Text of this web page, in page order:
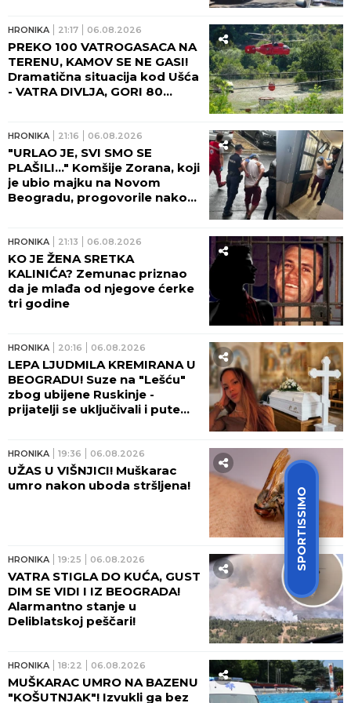
SPORTISSIMO
ČETVORO POVREĐENIH U
ČETIRI NESREĆE! Burna noć za
Hitnu pomoć u Beogradu!
CELA PORODICA UBIJENA
ZBOG ĆUPA SA ZLATOM!
Davor i Maja izrešetali tada
Kazimiroviće u Jabukovcu
zbog ČARŠIJSKE PRIČE!
VOZAČKA DOZVOLA NE VAŽI
10 GODINA ZA SVE! Mnogi je
obnavljaju već posle 6 meseci
ili godinu dana - evo zašto i ko
odlučuje o tome!
ZATVORENIK U SPLITU
PRONAĐEN MRTAV! Bio
osuđen za veliki broj krivičnih
dela, podvodio i devojke iz
Srbije!
DOJAVA O BOMBI NA
AUTOBUSKOJ STANICI U
PRIŠTINI Sve vrvi od policije
PREMINUO U NAJGORIM
MUKAMA: Novi detalji ubistva
imućnog pekara sa
Karaburme
PREKO 100 VATROGASACA NA
TERENU, KAMOV SE NE GASI!
Dramatična situacija kod Ušća